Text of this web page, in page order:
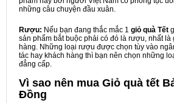
những câu chuyện đầu xuân.
Rượu: Nếu bạn đang thắc mắc 1 giỏ quà Tết
sản phẩm bắt buộc phải có đó là rượu, nhất là
hàng. Những loại rượu được chọn tùy vào
tác hay khách hàng thì bạn nên chọn những
đẳng cấp.
Vì sao nên mua Giỏ quà tết
Đồng